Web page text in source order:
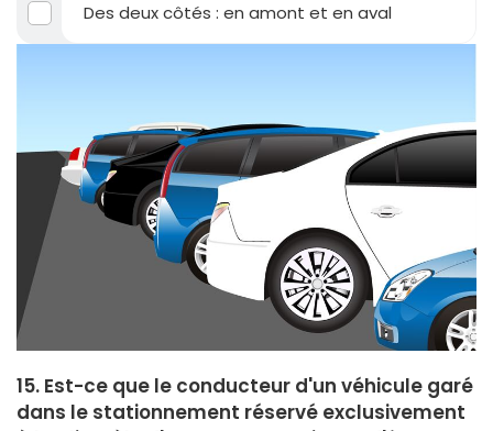
Des deux côtés : en amont et en aval
15. Est-ce que le conducteur d'un véhicule garé
dans le stationnement réservé exclusivement